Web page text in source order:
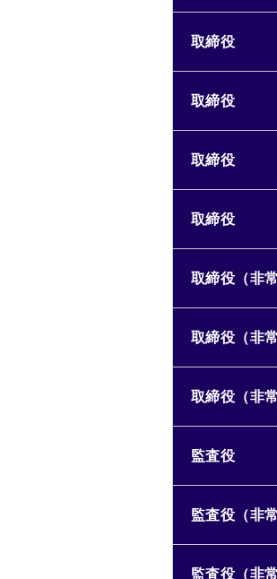
取締役
取締役
取締役
取締役
取締役（非常
取締役（非常
取締役（非常
監査役
監査役（非常
監査役（非常